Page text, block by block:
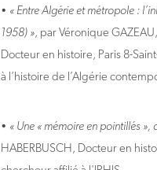
• « Entre Algérie et métropole :
1958) », par Véronique
Docteur en histoire, Paris 8-
à l’histoire de l’Algérie
• « Une « mémoire en pointillés
HABERBUSCH, Docteur en